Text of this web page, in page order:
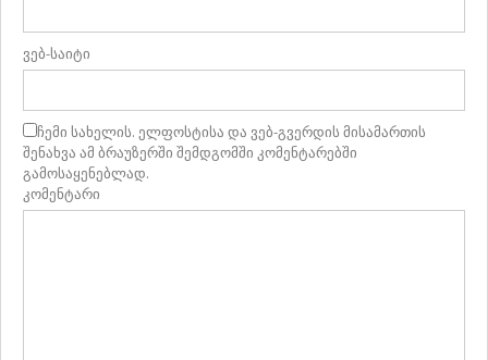
ვებ-საიტი
ჩემი სახელის. ელფოსტისა და ვებ-გვერდის მისამართის
შენახვა ამ ბრაუზერში შემდგომში კომენტარებში
გამოსაყენებლად.
კომენტარი